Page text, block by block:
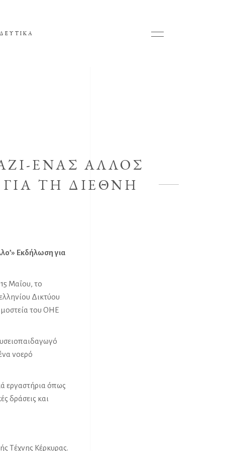
ΈΝΑΣ ΆΛΛΟΣ
ΤΗ ΔΙΕΘΝΉ
Εκδήλωση για
Μαΐου, το
Δικτύου
του ΟΗΕ
νοερό
εργαστήρια όπως
δράσεις και
Τέχνης Κέρκυρας.